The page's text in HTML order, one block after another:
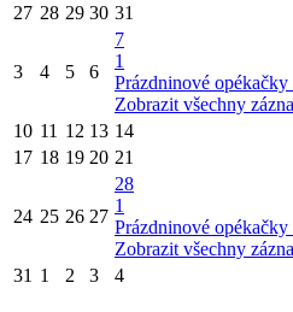
27 28 29 30 31
3 4 5 6
7
1
Prázdninové
Zobrazit všechny
10 11 12 13 14
17 18 19 20 21
24 25 26 27
28
1
Prázdninové
Zobrazit všechny
31 1 2 3 4